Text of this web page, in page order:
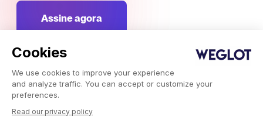
Cookies
We use cookies to improve your experience
and analyze traffic. You can accept or customize your
preferences.
Read our privacy policy
Assine agora
Weglot 2026, Tradução como serviço.
Copyright © 2026 Weglot os direitos reservados.